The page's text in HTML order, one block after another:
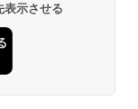
ット】くもん出
間 限定ケース版
気教材を教える
ンボード物理学、
表示させる